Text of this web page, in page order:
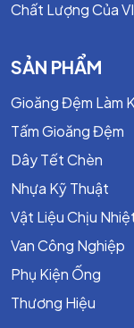
Thời gian
Hiệu suất
Thông số
Bi Kitz
Thông số
Áp suất làm việc
Nhiệt độ làm việc
Chất Lượng Của
SẢN PHẨM
Gioăng Đệm Làm
Tấm Gioăng Đệm
Dây Tết Chèn
Nhựa Kỹ Thuật
Vật Liệu Chịu
Van Công Nghiệp
Phụ Kiện Ống
Thương Hiệu